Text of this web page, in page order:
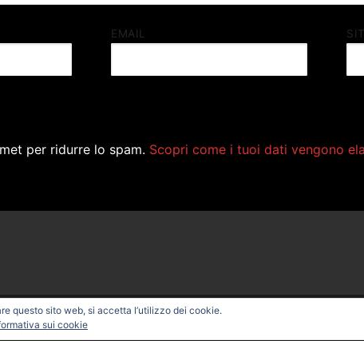
EMAIL
per ridurre lo spam. Scopri come i tuoi dati vengono
BIKE – Powered by
questo sito web, si accetta l’utilizzo dei cookie.
sui cookie